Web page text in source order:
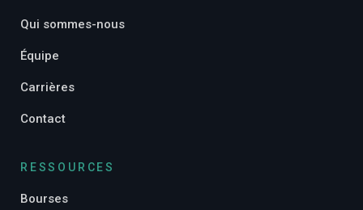
Qui sommes-nous
Équipe
Carrières
Contact
RESSOURCES
Bourses